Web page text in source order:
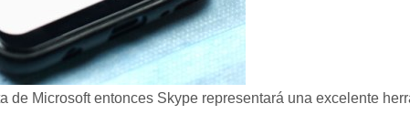
Microsoft entonces Skype representará una excelente